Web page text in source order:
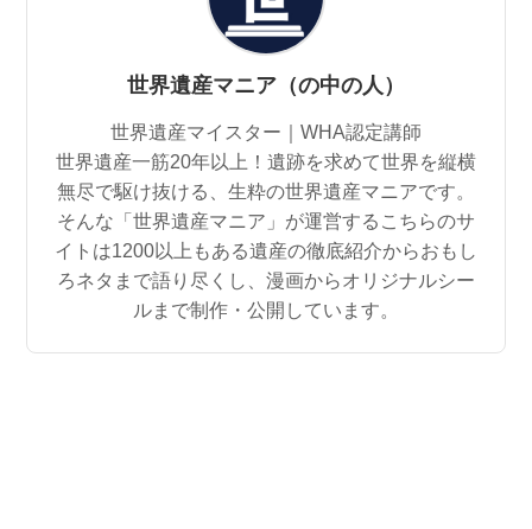
世界遺産マニア（の中の人）
世界遺産マイスター｜WHA認定講師
世界遺産一筋20年以上！遺跡を求めて世界を縦横
無尽で駆け抜ける、生粋の世界遺産マニアです。
そんな「世界遺産マニア」が運営するこちらのサ
イトは1200以上もある遺産の徹底紹介からおもし
ろネタまで語り尽くし、漫画からオリジナルシー
ルまで制作・公開しています。